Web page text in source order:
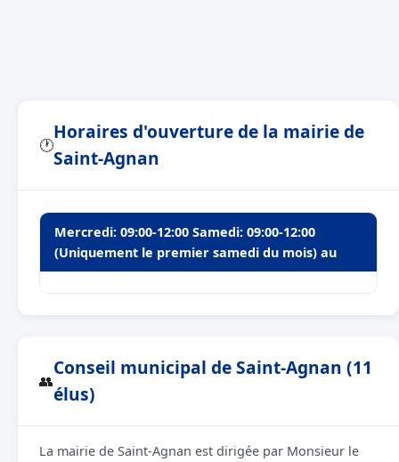
🕐
Horaires d'ouverture de la mairie de
Saint-Agnan
Mercredi: 09:00-12:00 Samedi: 09:00-12:00
(Uniquement le premier samedi du mois) au
👥
Conseil municipal de Saint-Agnan (11
élus)
La mairie de Saint-Agnan est dirigée par Monsieur le